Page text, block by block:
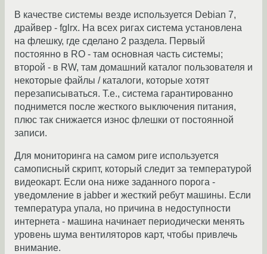
В качестве системы везде используется Debian 7,
драйвер - fglrx. На всех ригах система установлена
на флешку, где сделано 2 раздела. Первый
постоянно в RO - там основная часть системы;
второй - в RW, там домашний каталог пользователя и
некоторые файлы / каталоги, которые хотят
перезаписываться. Т.е., система гарантированно
поднимется после жесткого выключения питания,
плюс так снижается износ флешки от постоянной
записи.
Для мониторинга на самом риге используется
самописный скрипт, который следит за температурой
видеокарт. Если она ниже заданного порога -
уведомление в jabber и жесткий ребут машины. Если
температура упала, но причина в недоступности
интернета - машина начинает периодически менять
уровень шума вентиляторов карт, чтобы привлечь
внимание.